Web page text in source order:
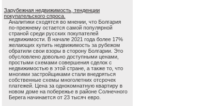
Зарубежная недвижимость, тенденции
покупательского спроса.
Аналитики сходятся во мнении, что Болгария
по-прежнему остается самой популярной
страной среди русских покупателей
недвижимости. В начале 2021 года более 17%
желающих купить недвижимость за рубежом
обратили свои взоры в сторону Болгарии. Это
обусловлено довольно доступными ценами,
простыми схемами совершения сделок с
недвижимостью в этой стране, а также то, что
многими застройщиками стали внедряться
собственные схемы многолетних отсрочек
платежей. Цена за однокомнатную квартиру в
новом доме на побережье в районе Солнечного
Берега начинается от 23 тысяч евро.